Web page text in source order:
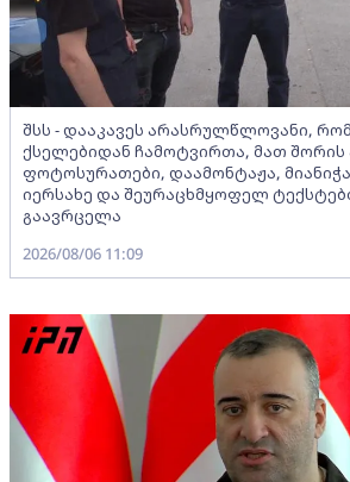
შსს - დააკავეს არასრულწლოვანი,
ქსელებიდან ჩამოტვირთა, მათ
ფოტოსურათები, დაამონტაჟა,
იერსახე და შეურაცხმყოფელ
გაავრცელა
2026/08/06 11:09